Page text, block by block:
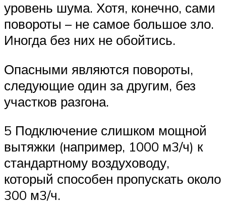
уровень шума. Хотя, конечно, сами
повороты – не самое большое зло.
Иногда без них не обойтись.
Опасными являются повороты,
следующие один за другим, без
участков разгона.
5 Подключение слишком мощной
вытяжки (например, 1000 м3/ч) к
стандартному воздуховоду,
который способен пропускать около
300 м3/ч.